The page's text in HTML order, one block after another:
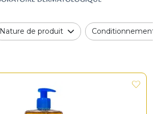
Nature de produit Conditionnement